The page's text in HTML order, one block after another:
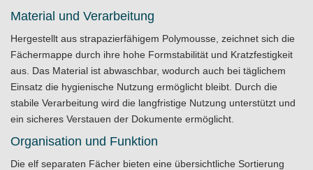
Material und Verarbeitung
Hergestellt aus strapazierfähigem Polymousse, zeichnet sich die
Fächermappe durch ihre hohe Formstabilität und Kratzfestigkeit
aus. Das Material ist abwaschbar, wodurch auch bei täglichem
Einsatz die hygienische Nutzung ermöglicht bleibt. Durch die
stabile Verarbeitung wird die langfristige Nutzung unterstützt und
ein sicheres Verstauen der Dokumente ermöglicht.
Organisation und Funktion
Die elf separaten Fächer bieten eine übersichtliche Sortierung